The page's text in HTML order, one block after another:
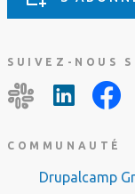
SUIVEZ-NOUS
COMMUNAUTÉ
Drupalcamp